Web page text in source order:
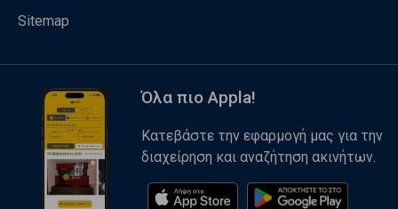
Sitemap
Όλα πιο Appla!
Κατεβάστε την εφαρμογή μας για την
διαχείρηση και αναζήτηση ακινήτων.